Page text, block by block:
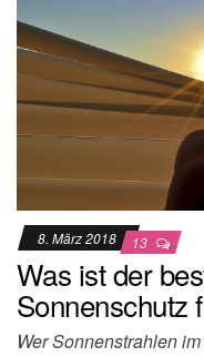
8. März 2018 13
Was ist der
Sonnenschutz
Wer Sonnenstrahlen